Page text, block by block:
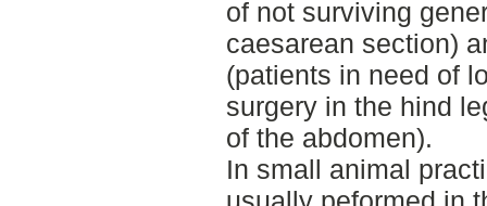
of not surviving
caesarean section)
(patients in need of
surgery in the hind
of the abdomen).
In small animal